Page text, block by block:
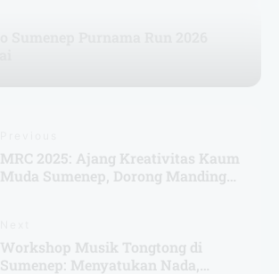
MRC 2025: Ajang Kreativitas Kaum
Muda Sumenep, Dorong Manding
Workshop Musik Tongtong di
Sumenep: Menyatukan Nada,